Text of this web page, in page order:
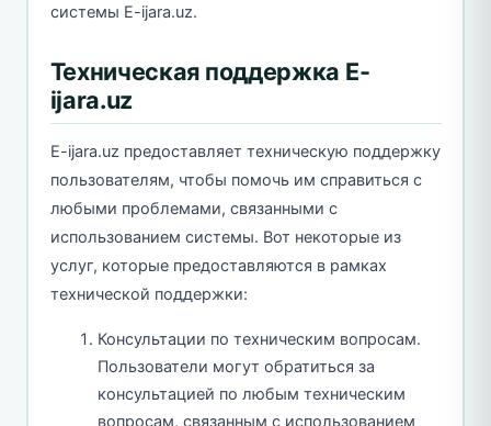
системы E-ijara.uz.
Техническая поддержка E-
ijara.uz
E-ijara.uz предоставляет техническую поддержку
пользователям, чтобы помочь им справиться с
любыми проблемами, связанными с
использованием системы. Вот некоторые из
услуг, которые предоставляются в рамках
технической поддержки:
Консультации по техническим вопросам.
Пользователи могут обратиться за
консультацией по любым техническим
вопросам, связанным с использованием